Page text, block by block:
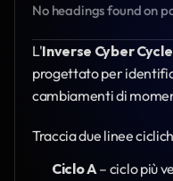
No headings found on
L'Inverse Cyber Cycle
progettato per
cambiamenti di
Traccia due linee
Ciclo A – ciclo più